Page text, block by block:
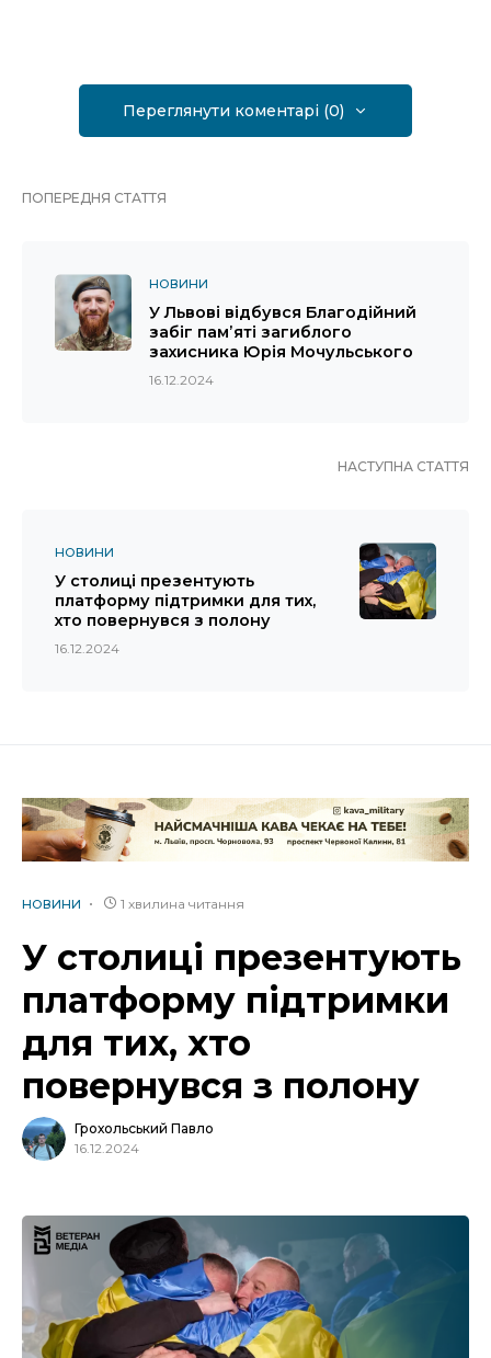
Переглянути коментарі (0)
ПОПЕРЕДНЯ СТАТТЯ
НОВИНИ
У Львові відбувся Благодійний
забіг памʼяті загиблого
захисника Юрія Мочульського
16.12.2024
НАСТУПНА СТАТТЯ
НОВИНИ
У столиці презентують
платформу підтримки для тих,
хто повернувся з полону
16.12.2024
НОВИНИ 1 хвилина читання
У столиці презентують
платформу підтримки
для тих, хто
повернувся з полону
Грохольський Павло
16.12.2024